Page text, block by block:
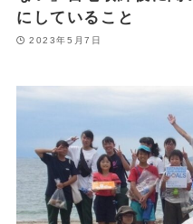
にしていること
2023年5月7日